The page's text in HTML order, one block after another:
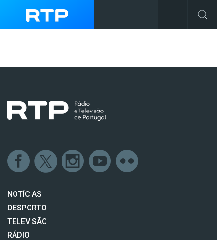
NOTÍCIAS
DESPORTO
TELEVISÃO
RÁDIO